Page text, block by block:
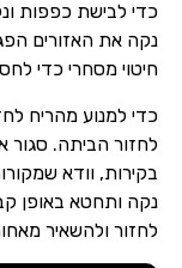
כדי לבישת כפפות
נקה את האזורים
חיטוי מסחרי כדי
כדי למנוע מהריח
לחזור הביתה. סגור
בקירות, וודא
נקה ותחטא באופן
לחזור ולהשאיר